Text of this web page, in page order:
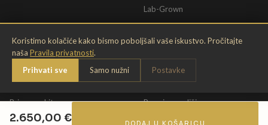
2.650,00 € DODAJ U KOŠARICU
Koristimo kolačiće kako bismo poboljšali vaše iskustvo. Pročitajte
naša Pravila privatnosti.
Prihvati sve
Samo nužni Postavke
Lab-Grown
INFORMACIJE
O nama
Kontakt
Briga o nakitu
Jamstvo
PRAVNE ODREDBE
Pravila privatnosti
Opći uvjeti
Promjena veličine